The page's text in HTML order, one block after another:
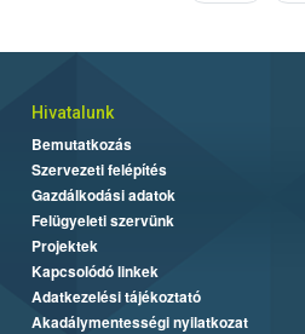
Hivatalunk
Bemutatkozás
Szervezeti felépítés
Gazdálkodási adatok
Felügyeleti szervünk
Projektek
Kapcsolódó linkek
Adatkezelési tájékoztató
Akadálymentességi nyilatkozat